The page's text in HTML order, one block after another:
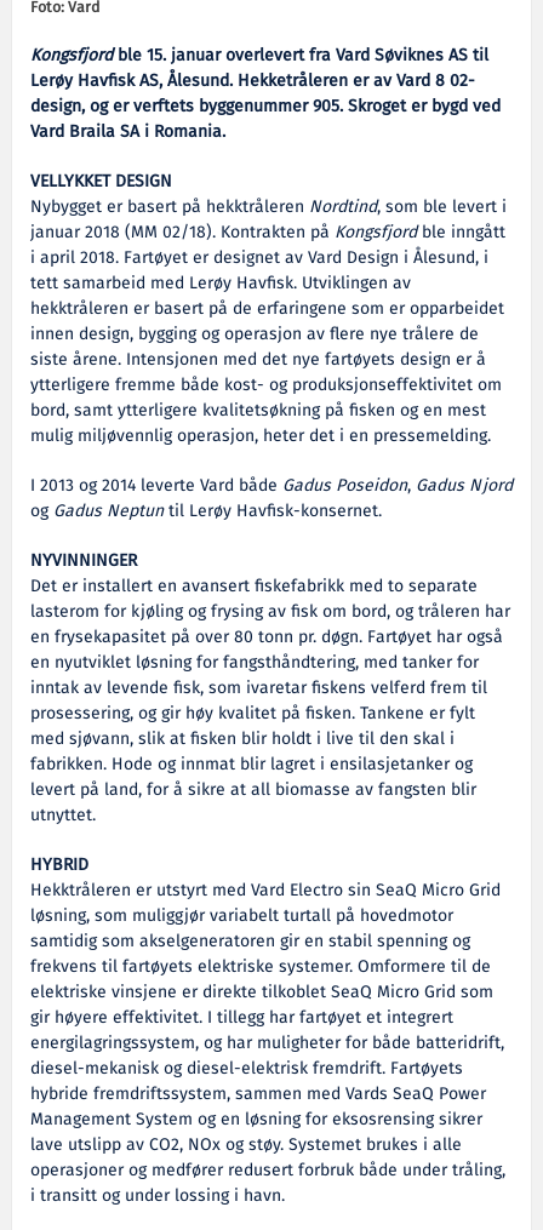
Foto: Vard
Kongsfjordble 15. januar overlevert fra Vard Søviknes AS til
Lerøy Havfisk AS, Ålesund. Hekketråleren er av Vard 8 02-
design, og er verftets byggenummer 905. Skroget er bygd ved
Vard Braila SA i Romania.
VELLYKKET DESIGN
Nybygget er basert på hekktråleren Nordtind, som ble levert i
januar 2018 (MM 02/18). Kontrakten på Kongsfjordble inngått
i april 2018. Fartøyet er designet av Vard Design i Ålesund, i
tett samarbeid med Lerøy Havfisk. Utviklingen av
hekktråleren er basert på de erfaringene som er opparbeidet
innen design, bygging og operasjon av flere nye trålere de
siste årene. Intensjonen med det nye fartøyets design er å
ytterligere fremme både kost- og produksjonseffektivitet om
bord, samt ytterligere kvalitetsøkning på fisken og en mest
mulig miljøvennlig operasjon, heter det i en pressemelding.
I 2013 og 2014 leverte Vard både Gadus Poseidon, Gadus Njord
ogGadus Neptuntil Lerøy Havfisk-konsernet.
NYVINNINGER
Det er installert en avansert fiskefabrikk med to separate
lasterom for kjøling og frysing av fisk om bord, og tråleren har
en frysekapasitet på over 80 tonn pr. døgn. Fartøyet har også
en nyutviklet løsning for fangsthåndtering, med tanker for
inntak av levende fisk, som ivaretar fiskens velferd frem til
prosessering, og gir høy kvalitet på fisken. Tankene er fylt
med sjøvann, slik at fisken blir holdt i live til den skal i
fabrikken. Hode og innmat blir lagret i ensilasjetanker og
levert på land, for å sikre at all biomasse av fangsten blir
utnyttet.
HYBRID
Hekktråleren er utstyrt med Vard Electro sin SeaQ Micro Grid
løsning, som muliggjør variabelt turtall på hovedmotor
samtidig som akselgeneratoren gir en stabil spenning og
frekvens til fartøyets elektriske systemer. Omformere til de
elektriske vinsjene er direkte tilkoblet SeaQ Micro Grid som
gir høyere effektivitet. I tillegg har fartøyet et integrert
energilagringssystem, og har muligheter for både batteridrift,
diesel-mekanisk og diesel-elektrisk fremdrift. Fartøyets
hybride fremdriftssystem, sammen med Vards SeaQ Power
Management System og en løsning for eksosrensing sikrer
lave utslipp av CO2, NOx og støy. Systemet brukes i alle
operasjoner og medfører redusert forbruk både under tråling,
i transitt og under lossing i havn.